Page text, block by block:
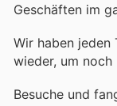
Geschäften im
Wir haben jeden
wieder, um noch
Besuche und